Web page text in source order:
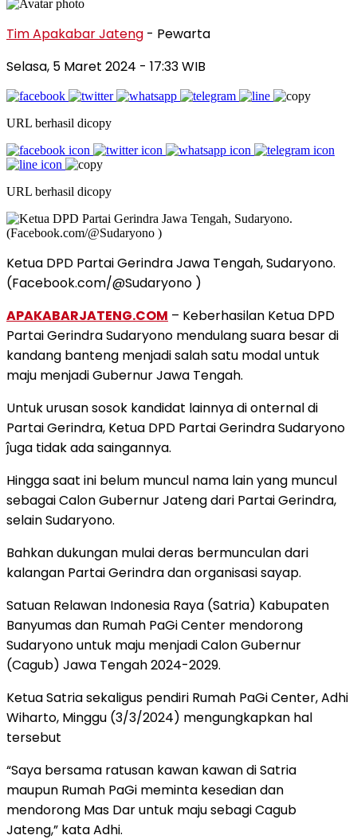
Tim Apakabar Jateng - Pewarta
Selasa, 5 Maret 2024 - 17:33 WIB
URL berhasil dicopy
URL berhasil dicopy
Ketua DPD Partai Gerindra Jawa Tengah, Sudaryono.
(Facebook.com/@Sudaryono )
APAKABARJATENG.COM – Keberhasilan Ketua DPD
Partai Gerindra Sudaryono mendulang suara besar di
kandang banteng menjadi salah satu modal untuk
maju menjadi Gubernur Jawa Tengah.
Untuk urusan sosok kandidat lainnya di onternal di
Partai Gerindra, Ketua DPD Partai Gerindra Sudaryono
ĵuga tidak ada saingannya.
Hingga saat ini belum muncul nama lain yang muncul
sebagai Calon Gubernur Jateng dari Partai Gerindra,
selain Sudaryono.
Bahkan dukungan mulai deras bermunculan dari
kalangan Partai Gerindra dan organisasi sayap.
Satuan Relawan Indonesia Raya (Satria) Kabupaten
Banyumas dan Rumah PaGi Center mendorong
Sudaryono untuk maju menjadi Calon Gubernur
(Cagub) Jawa Tengah 2024-2029.
Ketua Satria sekaligus pendiri Rumah PaGi Center, Adhi
Wiharto, Minggu (3/3/2024) mengungkapkan hal
tersebut
“Saya bersama ratusan kawan kawan di Satria
maupun Rumah PaGi meminta kesedian dan
mendorong Mas Dar untuk maju sebagi Cagub
Jateng,” kata Adhi.